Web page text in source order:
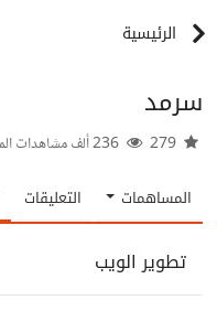
الرئيسية
سرمد
المساهمات التعليقات
تطوير الويب